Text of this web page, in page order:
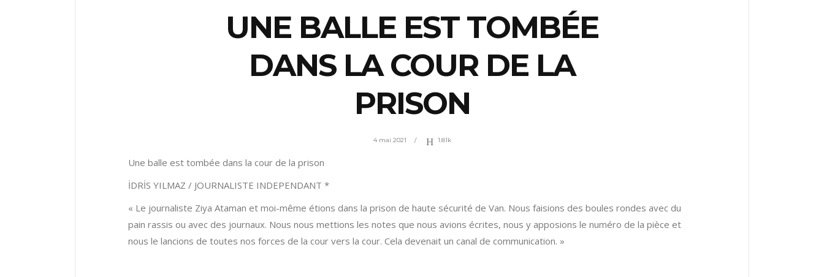
UNE BALLE EST TOMBÉE
DANS LA COUR DE LA
PRISON
4 mai 2021 1.81k
Une balle est tombée dans la cour de la prison
İDRİS YILMAZ / JOURNALISTE INDEPENDANT *
« Le journaliste Ziya Ataman et moi-même étions dans la prison de haute sécurité de Van. Nous faisions des boules rondes avec du
pain rassis ou avec des journaux. Nous nous mettions les notes que nous avions écrites, nous y apposions le numéro de la pièce et
nous le lancions de toutes nos forces de la cour vers la cour. Cela devenait un canal de communication. »